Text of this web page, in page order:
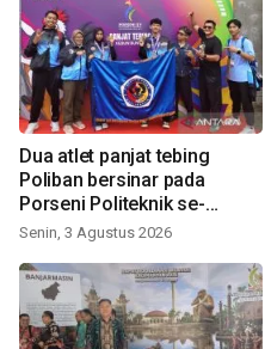
Dua atlet panjat tebing
Poliban bersinar pada
Porseni Politeknik se-
Indonesia 2026
Senin, 3 Agustus 2026